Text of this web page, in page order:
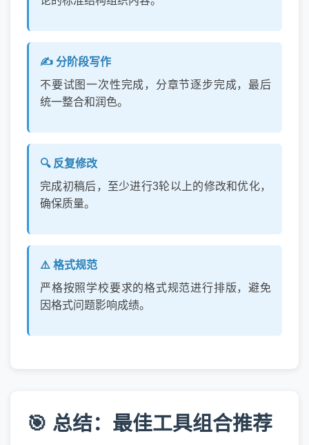
✍️ 分阶段写作
不要试图一次性完成，分章节逐步完成，最后
统一整合和润色。
🔍 反复修改
完成初稿后，至少进行3轮以上的修改和优化，
确保质量。
⚠️ 格式规范
严格按照学校要求的格式规范进行排版，避免
因格式问题影响成绩。
🎯 总结：最佳工具组合推荐